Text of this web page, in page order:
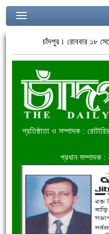
চাঁদপুর। রোববার ১৮
প্রতিষ্ঠাতা ও সম্পাদক :
প্রধান সম্পাদক :